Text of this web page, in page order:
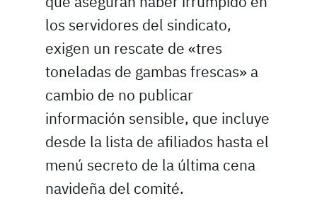
los servidores del sindicato,
exigen un rescate de «tres
toneladas de gambas frescas» a
cambio de no publicar
información sensible, que incluye
desde la lista de afiliados hasta el
menú secreto de la última cena
navideña del comité.